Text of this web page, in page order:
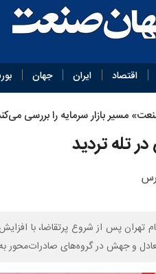
اقتصاد ایران جهان
مسیر بازار سرمایه را بررسی
تله تردید
تهران پس از شروع پرتقاضا، با
و جهش در گروه‌های صادرات‌محور به